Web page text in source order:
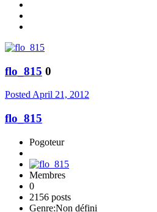
flo_815 0
PostedApril 21, 2012
flo_815
Pogoteur
Membres
0
2156 posts
Genre:Non défini